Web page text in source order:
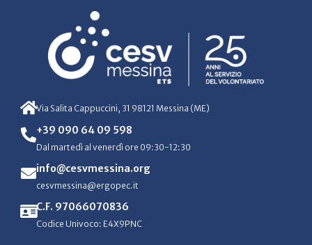
Via Salita Cappuccini, 31 98121 Messina (ME)
+39 090 64 09 598
Dal martedì al venerdì ore 09:30-12:30
info@cesvmessina.org
cesvmessina@ergopec.it
C.F. 97066070836
Codice Univoco: E4X9PNC